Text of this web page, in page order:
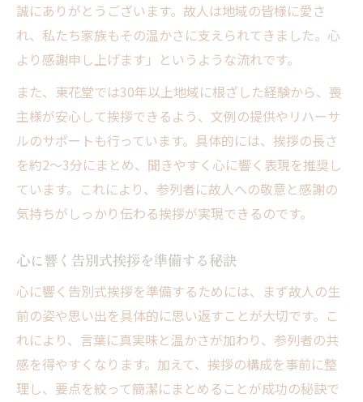
宗派別に変わる挨拶の工夫ポイント
安心して進行できる八王子流マナー解説
八王子市の告別式で守るべきマナー表
東花堂 お葬式ならではの進行の流れ
不安を和らげる葬儀当日のポイント
参列者対応で気をつけたい所作
安心感を生む言葉選びの工夫
感謝の気持ちが伝わる挨拶文の工夫とは
八王子市の葬儀で伝える感謝の工夫
東花堂 お葬式で心を込める言葉選び
参列者へ配慮したお礼の伝え方
短くても心に残る感謝の言い回し
誠にありがとうございます。故人は地域の皆様に愛さ
れ、私たち家族もその温かさに支えられてきました。心
より感謝申し上げます」というような流れです。
また、東花堂では30年以上地域に根ざした経験から、喪
主様が安心して挨拶できるよう、文例の提供やリハーサ
ルのサポートも行っています。具体的には、挨拶の長さ
を約2～3分にまとめ、聞きやすく心に響く表現を推奨し
ています。これにより、参列者に故人への敬意と感謝の
気持ちがしっかり伝わる挨拶が実現できるのです。
心に響く告別式挨拶を準備する秘訣
心に響く告別式挨拶を準備するためには、まず故人の生
前の姿や思い出を具体的に思い返すことが大切です。こ
れにより、言葉に真実味と温かさが加わり、参列者の共
感を得やすくなります。加えて、挨拶の構成を事前に整
理し、要点を絞って簡潔にまとめることが成功の秘訣で